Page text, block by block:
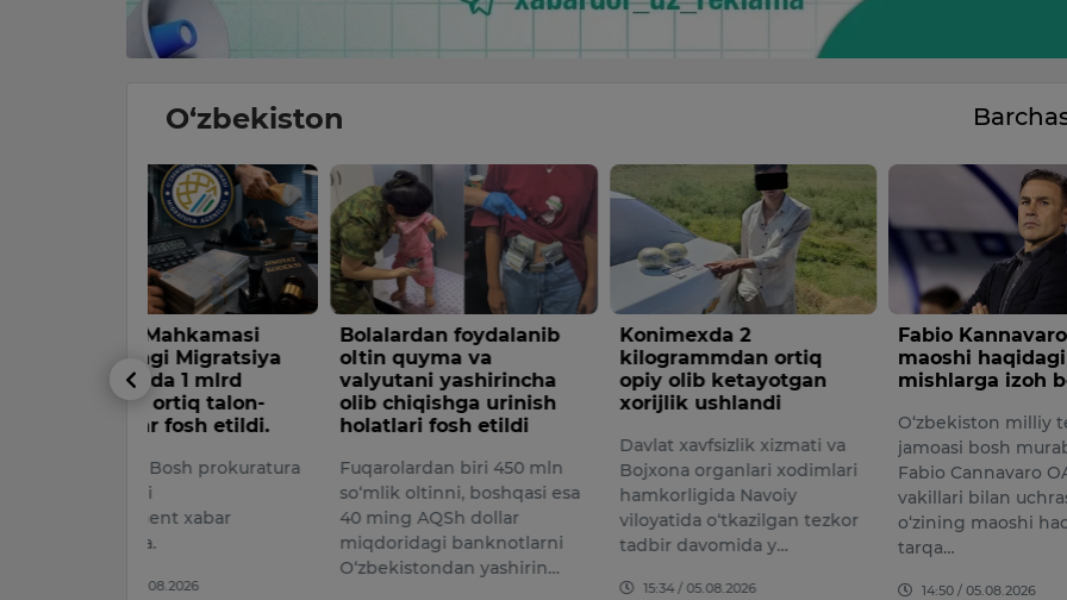
O‘zbekiston
Bolalardan foydalanib
oltin quyma va
valyutani yashirincha
olib chiqishga urinish
holatlari fosh etildi
Fuqarolardan biri 450 mln
so‘mlik oltinni, boshqasi esa
40 ming AQSh dollar
miqdoridagi banknotlarni
O‘zbekistondan yashirin…
Konimexda 2
kilogrammdan ortiq
opiy olib ketayotgan
xorijlik ushlandi
Davlat xavfsizlik xizmati va
Bojxona organlari xodimlari
hamkorligida Navoiy
viloyatida o‘tkazilgan tezkor
tadbir davomida y…
Fabio Kannavaro
maoshi haqidagi mish-
mishlarga izoh berdi
O‘zbekiston milliy terma
jamoasi bosh murabbiyi
Fabio Cannavaro OAV
vakillari bilan uchrashuvda
o‘zining maoshi haqida
tarqa…
14:50 / 05.08.2026
5-avgust
10:04 /